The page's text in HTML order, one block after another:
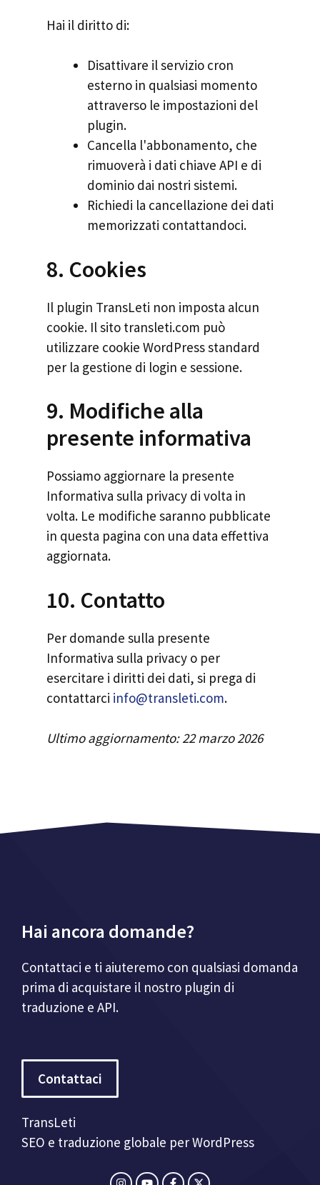
Hai il diritto di:
Disattivare il servizio cron
esterno in qualsiasi momento
attraverso le impostazioni del
plugin.
Cancella l'abbonamento, che
rimuoverà i dati chiave API e di
dominio dai nostri sistemi.
Richiedi la cancellazione dei dati
memorizzati contattandoci.
8. Cookies
Il plugin TransLeti non imposta alcun
cookie. Il sito transleti.com può
utilizzare cookie WordPress standard
per la gestione di login e sessione.
9. Modifiche alla
presente informativa
Possiamo aggiornare la presente
Informativa sulla privacy di volta in
volta. Le modifiche saranno pubblicate
in questa pagina con una data effettiva
aggiornata.
10. Contatto
Per domande sulla presente
Informativa sulla privacy o per
esercitare i diritti dei dati, si prega di
contattarci info@transleti.com.
Ultimo aggiornamento: 22 marzo 2026
Hai ancora domande?
Contattaci e ti aiuteremo con qualsiasi domanda
prima di acquistare il nostro plugin di
traduzione e API.
Contattaci
TransLeti
SEO e traduzione globale per WordPress